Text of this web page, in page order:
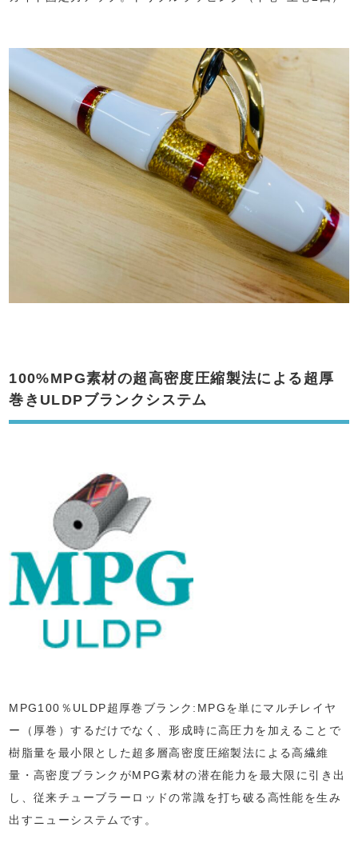
100%MPG素材の超高密度圧縮製法による超厚
巻きULDPブランクシステム
MPG100％ULDP超厚巻ブランク:MPGを単にマルチレイヤ
ー（厚巻）するだけでなく、形成時に高圧力を加えることで
樹脂量を最小限とした超多層高密度圧縮製法による高繊維
量・高密度ブランクがMPG素材の潜在能力を最大限に引き出
し、従来チューブラーロッドの常識を打ち破る高性能を生み
出すニューシステムです。